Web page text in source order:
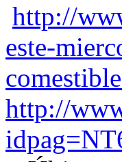
http://
este-
http://